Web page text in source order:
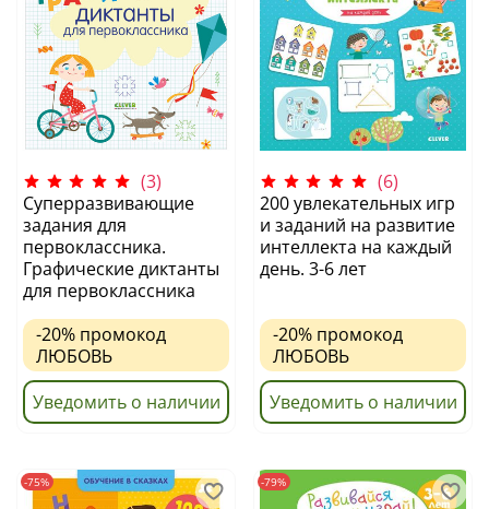
(3)
Суперразвивающие
задания для
первоклассника.
Графические диктанты
для первоклассника
-20% промокод
ЛЮБОВЬ
Уведомить о наличии
(6)
200 увлекательных игр
и заданий на развитие
интеллекта на каждый
день. 3-6 лет
-20% промокод
ЛЮБОВЬ
Уведомить о наличии
-75% -79%